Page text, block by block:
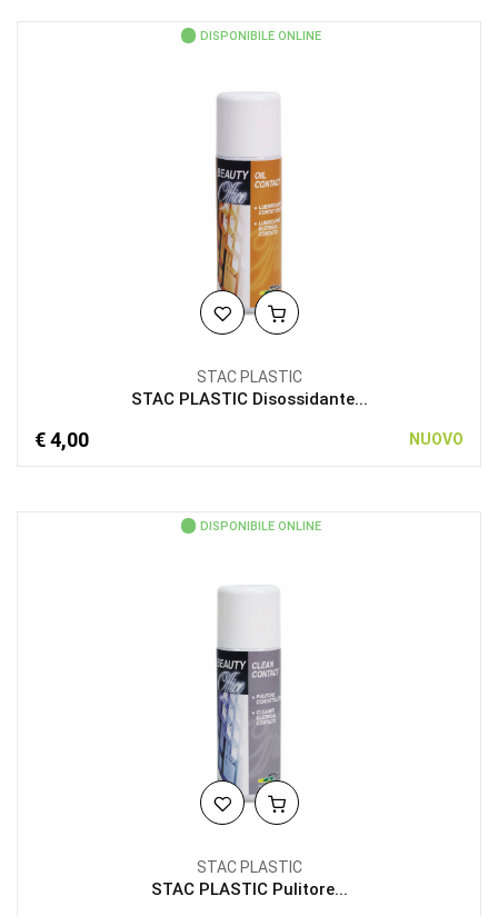
DISPONIBILE ONLINE
STAC PLASTIC
STAC PLASTIC Disossidante...
€ 4,00 NUOVO
DISPONIBILE ONLINE
STAC PLASTIC
STAC PLASTIC Pulitore...